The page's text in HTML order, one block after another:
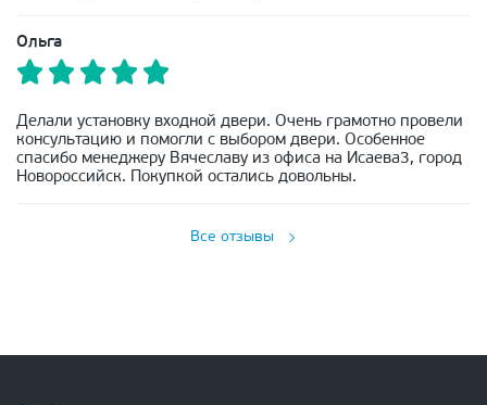
Ольга
Делали установку входной двери. Очень грамотно провели
консультацию и помогли с выбором двери. Особенное
спасибо менеджеру Вячеславу из офиса на Исаева3, город
Новороссийск. Покупкой остались довольны.
Все отзывы